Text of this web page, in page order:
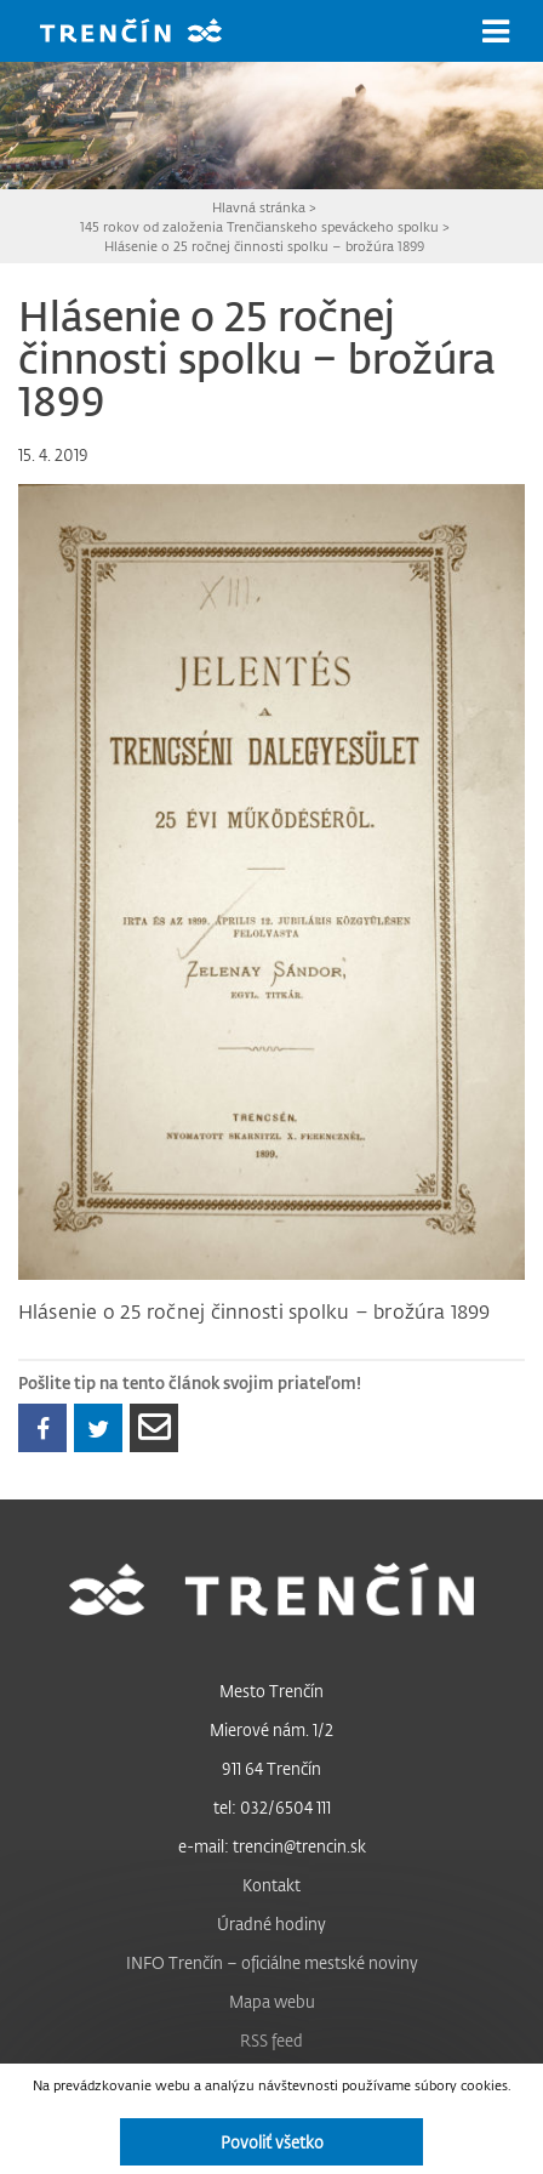
Hlavná stránka >
145 rokov od založenia Trenčianskeho speváckeho spolku >
Hlásenie o 25 ročnej činnosti spolku – brožúra 1899
Hlásenie o 25 ročnej
činnosti spolku – brožúra
1899
15. 4. 2019
Hlásenie o 25 ročnej činnosti spolku – brožúra 1899
Pošlite tip na tento článok svojim priateľom!
Na prevádzkovanie webu a analýzu návštevnosti používame súbory cookies.
Povoliť všetko
Mesto Trenčín
Mierové nám. 1/2
911 64 Trenčín
tel: 032/6504 111
e-mail: trencin@trencin.sk
Kontakt
Úradné hodiny
INFO Trenčín – oficiálne mestské noviny
Mapa webu
RSS feed
Nastavenie cookies
Facebook